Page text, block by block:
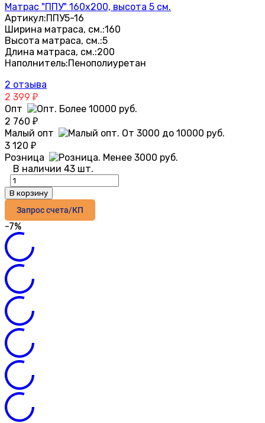
Матрас "ППУ" 160х200, высота 5 см.
Артикул:ППУ5-16
Ширина матраса, см.:160
Высота матраса, см.:5
Длина матраса, см.:200
Наполнитель:Пенополиуретан
2 отзыва
2 399 ₽
Опт
2 760 ₽
Малый опт
3 120 ₽
Розница
В наличии 43 шт.
В корзину
Запрос счета/КП
-7%